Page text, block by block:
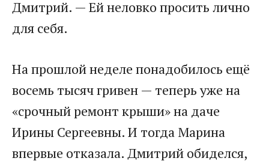
Дмитрий. — Ей неловко просить лично
для себя.
На прошлой неделе понадобилось ещё
восемь тысяч гривен — теперь уже на
«срочный ремонт крыши» на даче
Ирины Сергеевны. И тогда Марина
впервые отказала. Дмитрий обиделся,